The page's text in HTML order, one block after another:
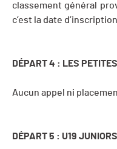
classement général
c’est la date
DÉPART 4 : LES
Aucun appel ni
DÉPART 5 : U19